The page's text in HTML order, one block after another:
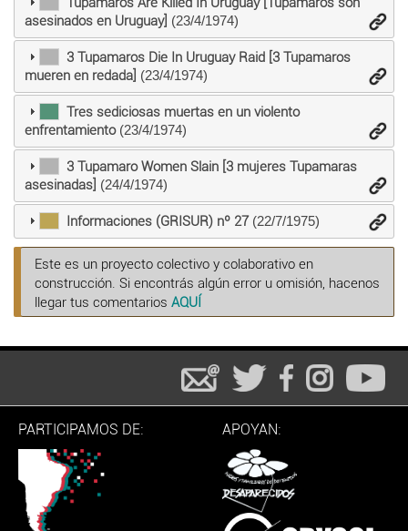
asesinados en Uruguay] (23/4/1974)
3 Tupamaros Die In Uruguay Raid [3 Tupamaros
mueren en redada] (23/4/1974)
Tres sediciosas muertas en un violento
enfrentamiento(23/4/1974)
3 Tupamaro Women Slain [3 mujeres Tupamaras
asesinadas] (24/4/1974)
Informaciones (GRISUR) nº 27(22/7/1975)
Este es un proyecto colectivo y colaborativo en
construcción. Si encontrás algún error u omisión, hacenos
llegar tus comentarios AQUÍ
PARTICIPAMOS DE: APOYAN: